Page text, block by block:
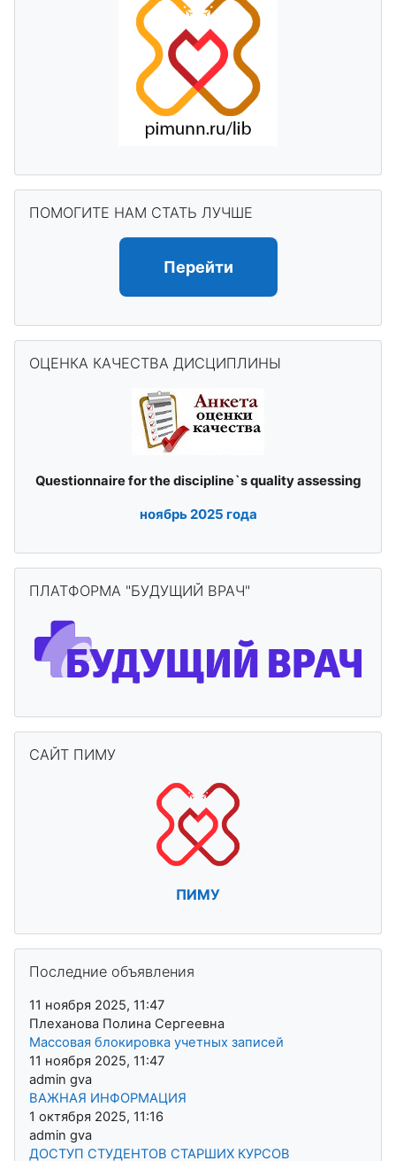
ПОМОГИТЕ НАМ СТАТЬ ЛУЧШЕ
Перейти
ОЦЕНКА КАЧЕСТВА ДИСЦИПЛИНЫ
Questionnaire for the discipline`squality assessing
ноябрь2025 года
ПЛАТФОРМА "БУДУЩИЙ ВРАЧ"
САЙТ ПИМУ
ПИМУ
Последние объявления
11 ноября 2025, 11:47
Плеханова Полина Сергеевна
Массовая блокировка учетных записей
11 ноября 2025, 11:47
admin gva
ВАЖНАЯ ИНФОРМАЦИЯ
1 октября 2025, 11:16
admin gva
ДОСТУП СТУДЕНТОВ СТАРШИХ КУРСОВ